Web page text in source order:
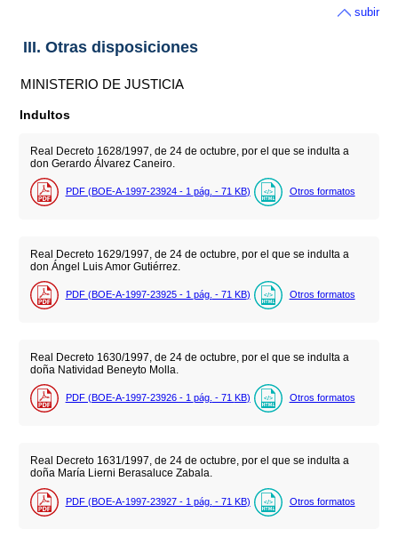
subir
III. Otras disposiciones
MINISTERIO DE JUSTICIA
Indultos
Real Decreto 1628/1997, de 24 de octubre, por el que se indulta a
don Gerardo Álvarez Caneiro.
PDF (BOE-A-1997-23924 - 1 pág. - 71 KB) Otros formatos
Real Decreto 1629/1997, de 24 de octubre, por el que se indulta a
don Ángel Luis Amor Gutiérrez.
PDF (BOE-A-1997-23925 - 1 pág. - 71 KB) Otros formatos
Real Decreto 1630/1997, de 24 de octubre, por el que se indulta a
doña Natividad Beneyto Molla.
PDF (BOE-A-1997-23926 - 1 pág. - 71 KB) Otros formatos
Real Decreto 1631/1997, de 24 de octubre, por el que se indulta a
doña María Lierni Berasaluce Zabala.
PDF (BOE-A-1997-23927 - 1 pág. - 71 KB) Otros formatos